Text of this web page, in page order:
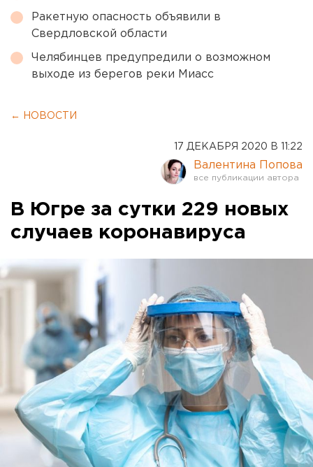
Ракетную опасность объявили в
Свердловской области
Челябинцев предупредили о возможном
выходе из берегов реки Миасс
← НОВОСТИ
17 ДЕКАБРЯ 2020 В 11:22
Валентина Попова
В Югре за сутки 229 новых
случаев коронавируса